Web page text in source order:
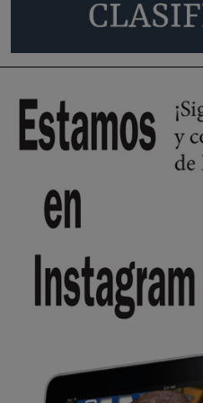
Pozuelo de Alarcón
🔴 EXCLUSIVA |
🔴 EXCLUSIVA |
Y ese quien es, apenas se ven
Pozuelo de Alarcón
🔴 EXCLUSIVA |